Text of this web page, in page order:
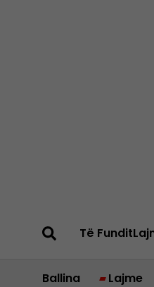
Të Fundit
Ballina Lajme